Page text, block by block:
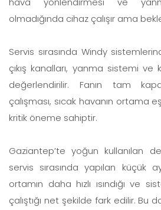
olmadığında cihaz çalışır ama
Servis sırasında Windy
çıkış kanalları, yanma sistemi ve
değerlendirilir. Fanın tam
çalışması, sıcak havanın ortama
kritik öneme sahiptir.
Gaziantep’te yoğun kullanılan
servis sırasında yapılan küçük
ortamın daha hızlı ısındığı ve
çalıştığı net şekilde fark edilir. Bu